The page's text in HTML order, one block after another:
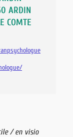
ARDIN
COMTE
/ en visio